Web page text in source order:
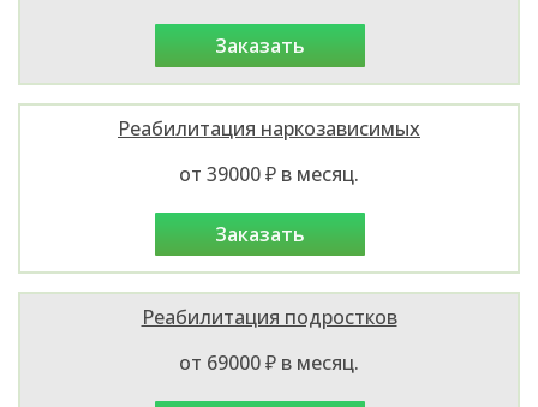
заказать
Реабилитация наркозависимых
от 39000 ₽ в месяц.
заказать
Реабилитация подростков
от 69000 ₽ в месяц.